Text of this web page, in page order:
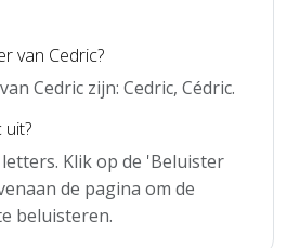
van Cedric?
Cedric zijn: Cedric, Cédric.
uit?
Klik op de 'Beluister
de pagina om de
beluisteren.